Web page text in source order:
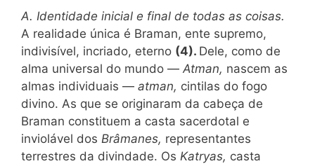
A. Identidade inicial e final de todas as coisas.
A realidade única é Braman, ente supremo,
indivisível, incriado, eterno (4). Dele, como de
alma universal do mundo — Atman, nascem as
almas individuais — atman, cintilas do fogo
divino. As que se originaram da cabeça de
Braman constituem a casta sacerdotal e
inviolável dos Brâmanes, representantes
terrestres da divindade. Os Katryas, casta